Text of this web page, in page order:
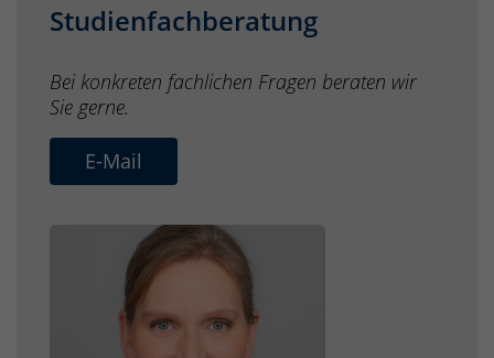
Studienfachberatung
Bei konkreten fachlichen Fragen beraten wir
Sie gerne.
E-Mail